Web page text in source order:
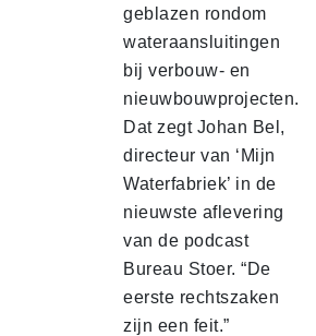
geblazen rondom
wateraansluitingen
bij verbouw- en
nieuwbouwprojecten.
Dat zegt Johan Bel,
directeur van ‘Mijn
Waterfabriek’ in de
nieuwste aflevering
van de podcast
Bureau Stoer. “De
eerste rechtszaken
zijn een feit.”